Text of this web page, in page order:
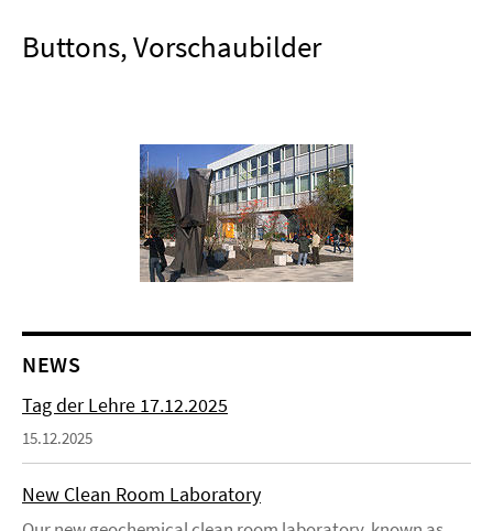
Buttons, Vorschaubilder
NEWS
Tag der Lehre 17.12.2025
15.12.2025
New Clean Room Laboratory